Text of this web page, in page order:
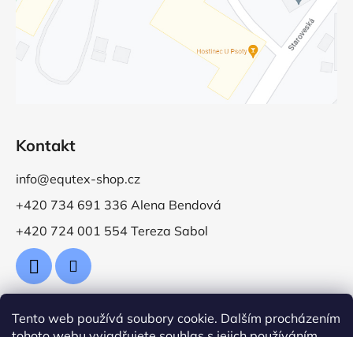
Tento web používá soubory cookie. Dalším procházením
Kontakt
info@equtex-shop.cz
+420 734 691 336 Alena Bendová
+420 724 001 554 Tereza Sabol
Přijímáme online platby